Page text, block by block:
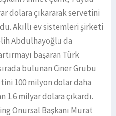
dolara çıkararak servetini
Akıllı ev sistemleri şirketi
Abdulhayoğlu da
başaran Türk
bulunan Ciner Grubu
100 milyon dolar daha
1.6 milyar dolara çıkardı.
Onursal Başkanı Murat